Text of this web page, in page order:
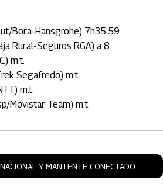
Bora-Hansgrohe) 7h35:59.
Rural-Seguros RGA) a 8.
m.t.
Segafredo) m.t.
m.t.
Movistar Team) m.t.
Y MANTENTE CONECTADO